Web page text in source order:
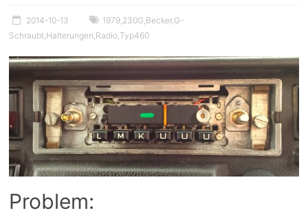
2014-10-13 1979 230G Becker, G-
Schraubt Halterungen Radio Typ460
Problem: